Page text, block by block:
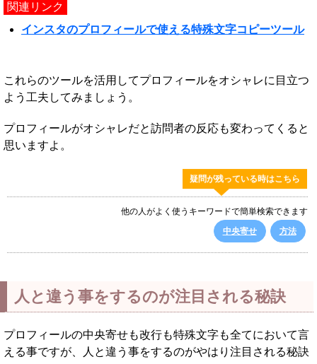
関連リンク
インスタのプロフィールで使える特殊文字コピーツール
これらのツールを活用してプロフィールをオシャレに目立つ
よう工夫してみましょう。
プロフィールがオシャレだと訪問者の反応も変わってくると
思いますよ。
疑問が残っている時はこちら
他の人がよく使うキーワードで簡単検索できます
中央寄せ
方法
人と違う事をするのが注目される秘訣
プロフィールの中央寄せも改行も特殊文字も全てにおいて言
える事ですが、人と違う事をするのがやはり注目される秘訣